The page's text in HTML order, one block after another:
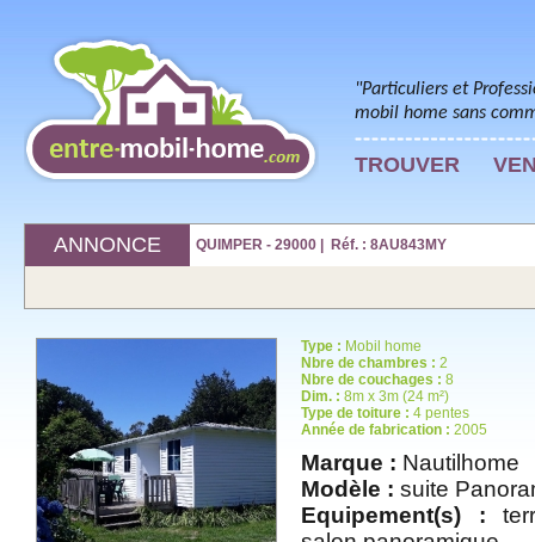
"Particuliers et
mobil home sans
TROUVER
ANNONCE QUIMPER - 29000 | Réf. : 8AU843MY
Type : Mobil home
Nbre de chambres : 2
Nbre de couchages : 8
Dim. : 8m x 3m (24 m²)
Type de toiture : 4 pentes
Année de fabrication : 2005
Marque : Nautilhome
Modèle : suite
Equipement(s) :